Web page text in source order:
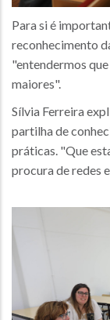
Para si é
reconhecimento
"entendermos
maiores".
Sílvia Ferreira
partilha de
práticas. "Que
procura de redes